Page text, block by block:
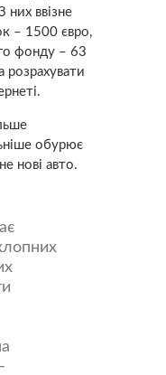
них ввізне
– 1500 євро,
фонду – 63
розрахувати
обурює
нові авто.